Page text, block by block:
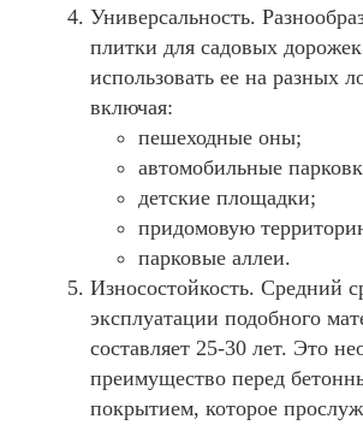
Универсальность.
плитки для садовых
использовать ее на разных
включая:
пешеходные оны;
автомобильные
детские площадки;
придомовую
парковые аллеи.
Износостойкость. Средний
эксплуатации подобного
составляет 25-30 лет. Это
преимущество перед
покрытием, которое